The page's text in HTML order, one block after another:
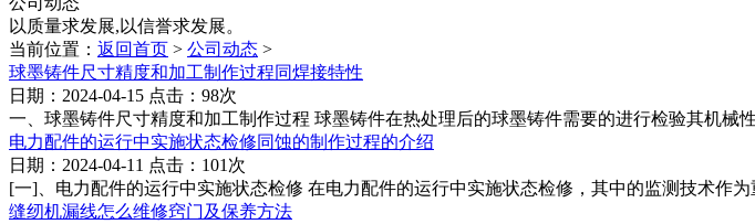
以质量求发展,以信誉求发展。
当前位置： 返回首页 > 公司动态 >
球墨铸件尺寸精度和加工制作过程同焊接特性
日期：2024-04-15 点击：98次
一、球墨铸件尺寸精度和加工制作过程 球墨铸件在热处理后的球墨铸件需要的进行检验其机械
电力配件的运行中实施状态检修同蚀的制作过程的介绍
日期：2024-04-11 点击：101次
[一]、电力配件的运行中实施状态检修 在电力配件的运行中实施状态检修，其中的监测技术作
缝纫机漏线怎么维修窍门及保养方法